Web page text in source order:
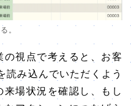
。
の視点で考えると、お客
読み込んでいただくよう
場状況を確認し、もし